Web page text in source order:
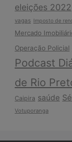
eleições 2022
vagas
Imposto de
Mercado
Operação Policial
Podcast
de Rio
Caipira saúde
Votuporanga